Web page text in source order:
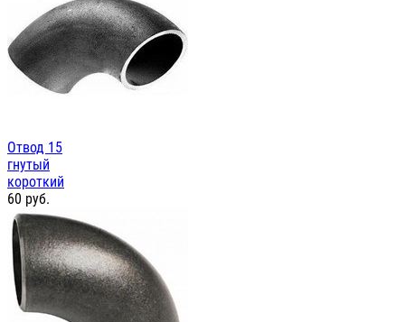
Отвод 15
гнутый
короткий
60 руб.